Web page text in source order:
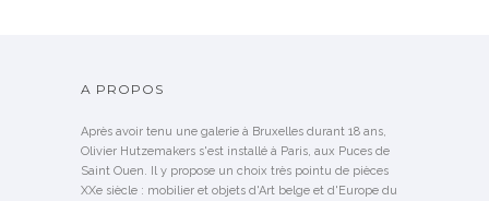
A PROPOS
Après avoir tenu une galerie à Bruxelles durant 18 ans,
Olivier Hutzemakers s'est installé à Paris, aux Puces de
Saint Ouen. Il y propose un choix très pointu de pièces
XXe siècle : mobilier et objets d'Art belge et d'Europe du